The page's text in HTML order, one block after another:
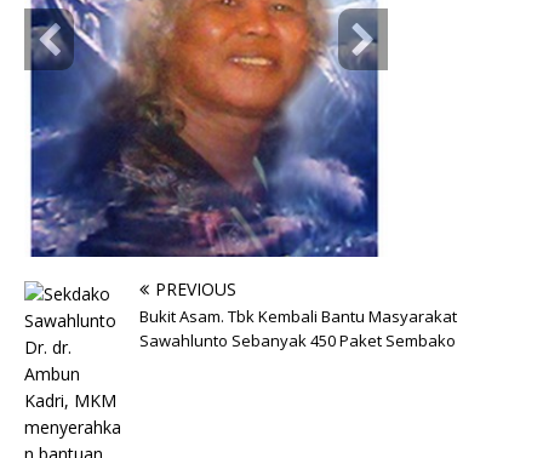
PREVIOUS
Bukit Asam. Tbk Kembali Bantu Masyarakat
Sawahlunto Sebanyak 450 Paket Sembako